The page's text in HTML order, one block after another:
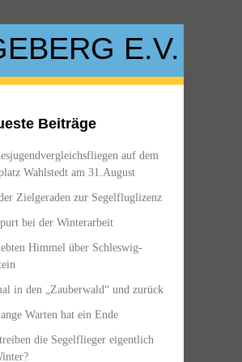
Beiträge
auf dem
Wahlstedt am 31.August
Zielgeraden zur Segelfluglizenz
bei der Winterarbeit
Himmel über Schleswig-
in den „Zauberwald“ und zurück
Warten hat ein Ende
die Segelflieger eigentlich